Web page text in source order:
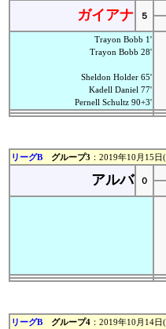
ガイアナ ５
Trayon Bobb 1'
Trayon Bobb 28'
Sheldon Holder 65'
Kadell Daniel 77'
Pernell Schultz 90+3'
リーグB グループ3 ：2019年10月15
アルバ ０
リーグB グループ4 ：2019年10月14